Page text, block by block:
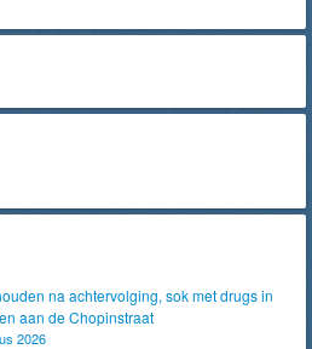
na achtervolging, sok met drugs in
aan de Chopinstraat
2026